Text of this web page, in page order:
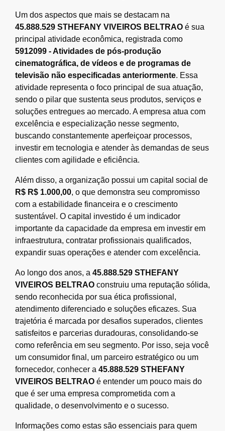
Um dos aspectos que mais se destacam na
45.888.529 STHEFANY VIVEIROS BELTRAO é sua
principal atividade econômica, registrada como
5912099 - Atividades de pós-produção
cinematográfica, de vídeos e de programas de
televisão não especificadas anteriormente. Essa
atividade representa o foco principal de sua atuação,
sendo o pilar que sustenta seus produtos, serviços e
soluções entregues ao mercado. A empresa atua com
excelência e especialização nesse segmento,
buscando constantemente aperfeiçoar processos,
investir em tecnologia e atender às demandas de seus
clientes com agilidade e eficiência.
Além disso, a organização possui um capital social de
R$ R$ 1.000,00, o que demonstra seu compromisso
com a estabilidade financeira e o crescimento
sustentável. O capital investido é um indicador
importante da capacidade da empresa em investir em
infraestrutura, contratar profissionais qualificados,
expandir suas operações e atender com excelência.
Ao longo dos anos, a 45.888.529 STHEFANY
VIVEIROS BELTRAO construiu uma reputação sólida,
sendo reconhecida por sua ética profissional,
atendimento diferenciado e soluções eficazes. Sua
trajetória é marcada por desafios superados, clientes
satisfeitos e parcerias duradouras, consolidando-se
como referência em seu segmento. Por isso, seja você
um consumidor final, um parceiro estratégico ou um
fornecedor, conhecer a 45.888.529 STHEFANY
VIVEIROS BELTRAO é entender um pouco mais do
que é ser uma empresa comprometida com a
qualidade, o desenvolvimento e o sucesso.
Informações como estas são essenciais para quem